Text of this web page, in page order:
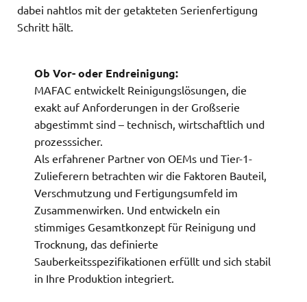
dabei nahtlos mit der getakteten Serienfertigung
Schritt hält.
Ob Vor- oder Endreinigung:
MAFAC entwickelt Reinigungslösungen, die
exakt auf Anforderungen in der Großserie
abgestimmt sind – technisch, wirtschaftlich und
prozesssicher.
Als erfahrener Partner von OEMs und Tier-1-
Zulieferern betrachten wir die Faktoren Bauteil,
Verschmutzung und Fertigungsumfeld im
Zusammenwirken. Und entwickeln ein
stimmiges Gesamtkonzept für Reinigung und
Trocknung, das definierte
Sauberkeitsspezifikationen erfüllt und sich stabil
in Ihre Produktion integriert.